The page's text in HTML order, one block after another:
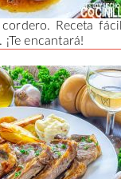
Receta
encantará!